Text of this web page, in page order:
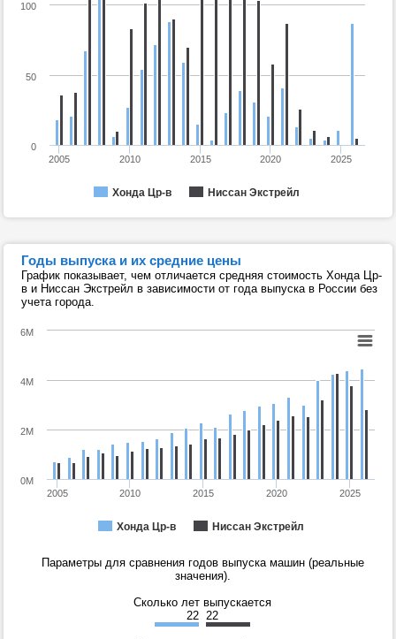
Хонда Цр-в Ниссан Экстрейл
2005 2010 2015 2020 2025
0
50
100
Годы выпуска и их средние цены
График показывает, чем отличается средняя стоимость Хонда Цр-
в и Ниссан Экстрейл в зависимости от года выпуска в России без
учета города.
Хонда Цр-в Ниссан Экстрейл
2005 2010 2015 2020 2025
0M
2M
4M
6M
Параметры для сравнения годов выпуска машин (реальные
значения).
Сколько лет выпускается
22 22